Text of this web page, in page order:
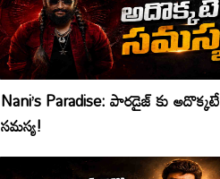
Nani’s Paradise: పారడైజ్ కు అదొక్కటే
సమస్య!